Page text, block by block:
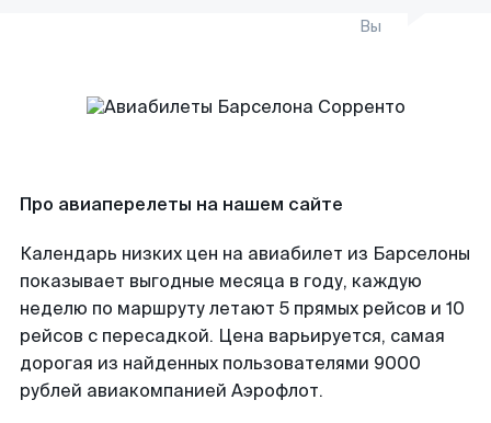
Вы
Про авиаперелеты на нашем сайте
Календарь низких цен на авиабилет из Барселоны
показывает выгодные месяца в году, каждую
неделю по маршруту летают 5 прямых рейсов и 10
рейсов с пересадкой. Цена варьируется, самая
дорогая из найденных пользователями 9000
рублей авиакомпанией Аэрофлот.